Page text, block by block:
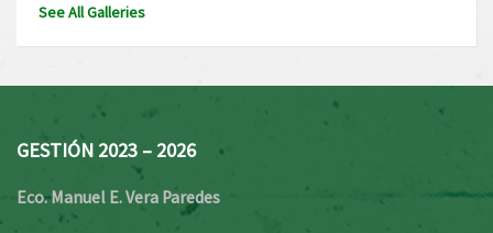
See All Galleries
GESTIÓN 2023 – 2026
Eco. Manuel E. Vera Paredes